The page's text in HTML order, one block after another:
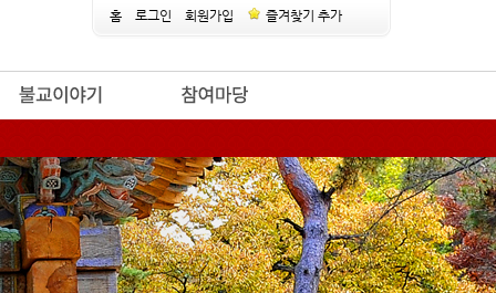
홈 로그인 회원가입 즐겨찾기 추가